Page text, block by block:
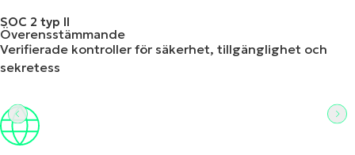
SOC 2 typ II
Överensstämmande
Verifierade kontroller för säkerhet, tillgänglighet och
sekretess